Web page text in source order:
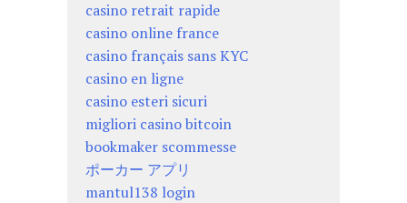
casino retrait rapide
casino online france
casino français sans KYC
casino en ligne
casino esteri sicuri
migliori casino bitcoin
bookmaker scommesse
ポーカー アプリ
mantul138 login